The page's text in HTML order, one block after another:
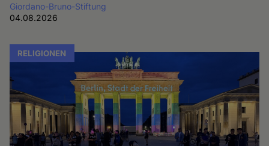
Giordano-Bruno-Stiftung
04.08.2026
RELIGIONEN